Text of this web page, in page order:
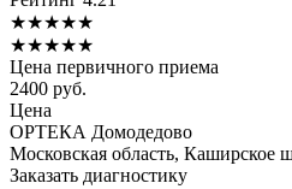
★★★★★
★★★★★
Цена первичного приема
2400 руб.
Цена
ОРТЕКА Домодедово
Московская область, Каширское
Заказать диагностику